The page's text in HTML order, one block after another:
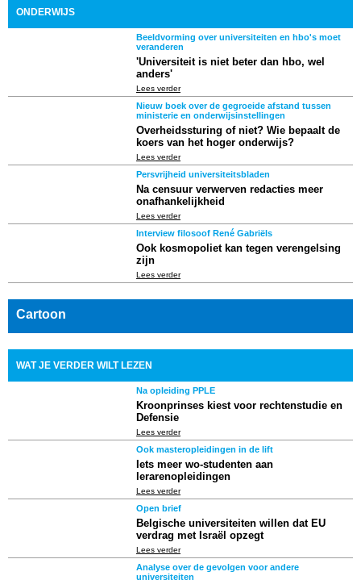
ONDERWIJS
Beeldvorming over universiteiten en hbo's moet
veranderen
'Universiteit is niet beter dan hbo, wel
anders'
Lees verder
Nieuw boek over de gegroeide afstand tussen
ministerie en onderwijsinstellingen
Overheidssturing of niet? Wie bepaalt de
koers van het hoger onderwijs?
Lees verder
Persvrijheid universiteitsbladen
Na censuur verwerven redacties meer
onafhankelijkheid
Lees verder
Interview filosoof René Gabriëls
Ook kosmopoliet kan tegen verengelsing
zijn
Lees verder
Cartoon
WAT JE VERDER WILT LEZEN
Na opleiding PPLE
Kroonprinses kiest voor rechtenstudie en
Defensie
Lees verder
Ook masteropleidingen in de lift
Iets meer wo-studenten aan
lerarenopleidingen
Lees verder
Open brief
Belgische universiteiten willen dat EU
verdrag met Israël opzegt
Lees verder
Analyse over de gevolgen voor andere
universiteiten